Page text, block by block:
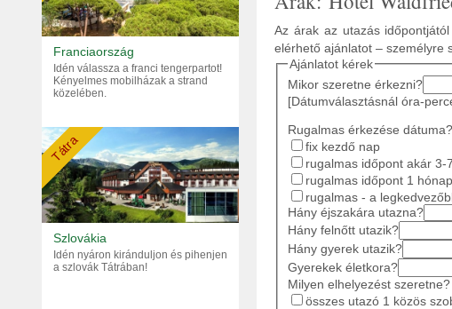
Franciaország
Idén válassza a franci tengerpartot!
Kényelmes mobilházak a strand
közelében.
Tátra
Szlovákia
Idén nyáron kiránduljon és pihenjen
a szlovák Tátrában!
Az árak az utazás
elérhető ajánlatot – személyre
Ajánlatot kérek
Mikor szeretne érkezni?
[Dátumválasztásnál óra-
Rugalmas érkezése dátuma?
fix kezdő nap
rugalmas időpont akár 3-
rugalmas időpont 1
rugalmas - a
Hány éjszakára utazna?
Hány felnőtt utazik?
Hány gyerek utazik?
Gyerekek életkora?
Milyen elhelyezést szeretne?
összes utazó 1 közös